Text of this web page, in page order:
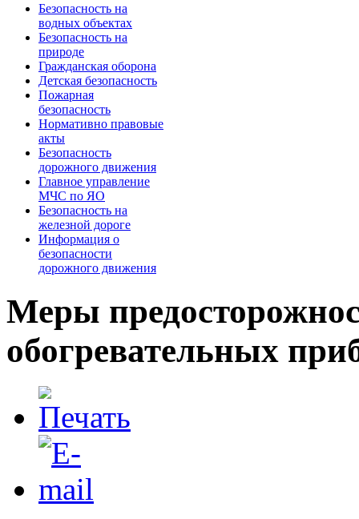
Безопасность на
водных объектах
Безопасность на
природе
Гражданская оборона
Детская безопасность
Пожарная
безопасность
Нормативно правовые
акты
Безопасность
дорожного движения
Главное управление
МЧС по ЯО
Безопасность на
железной дороге
Информация о
безопасности
дорожного движения
Меры
обогревательных